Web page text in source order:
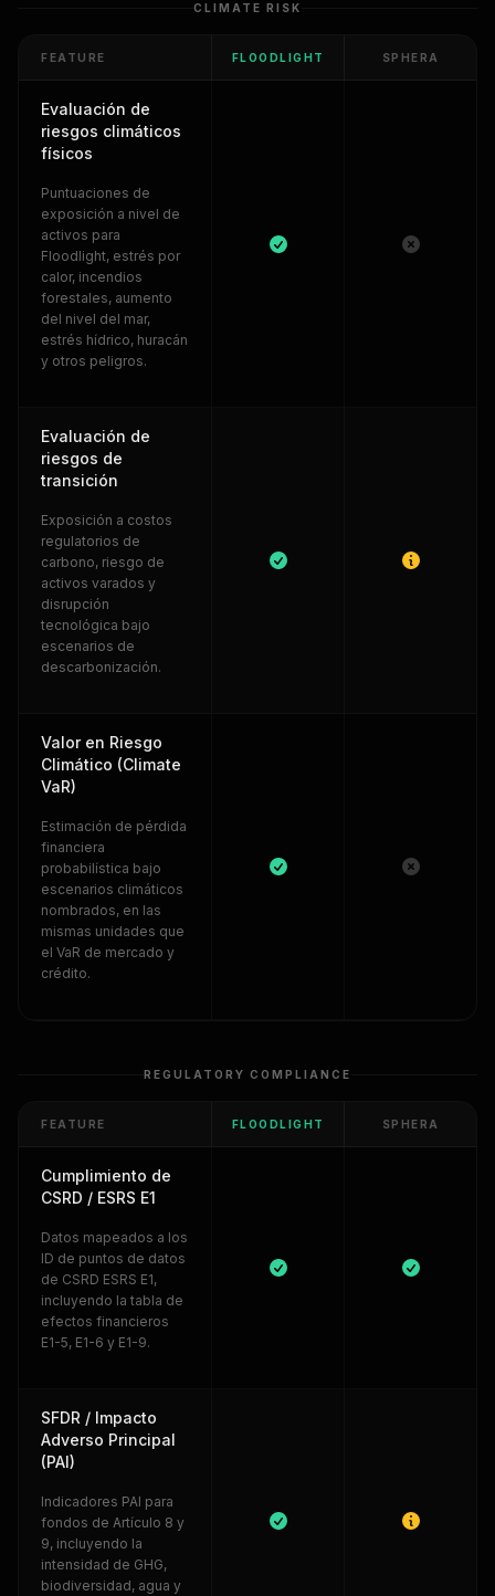
CLIMATE RISK
FEATURE FLOODLIGHT SPHERA
Evaluación de
riesgos climáticos
físicos
Puntuaciones de
exposición a nivel de
activos para
Floodlight, estrés por
calor, incendios
forestales, aumento
del nivel del mar,
estrés hídrico, huracán
y otros peligros.
Evaluación de
riesgos de
transición
Exposición a costos
regulatorios de
carbono, riesgo de
activos varados y
disrupción
tecnológica bajo
escenarios de
descarbonización.
Valor en Riesgo
Climático (Climate
VaR)
Estimación de pérdida
financiera
probabilística bajo
escenarios climáticos
nombrados, en las
mismas unidades que
el VaR de mercado y
crédito.
REGULATORY COMPLIANCE
FEATURE FLOODLIGHT SPHERA
Cumplimiento de
CSRD / ESRS E1
Datos mapeados a los
ID de puntos de datos
de CSRD ESRS E1,
incluyendo la tabla de
efectos financieros
E1-5, E1-6 y E1-9.
SFDR / Impacto
Adverso Principal
(PAI)
Indicadores PAI para
fondos de Artículo 8 y
9, incluyendo la
intensidad de GHG,
biodiversidad, agua y